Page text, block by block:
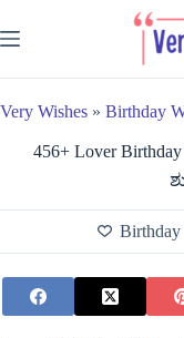
to
content
Very Wishes » Birthday
456+ Lover
Birthday